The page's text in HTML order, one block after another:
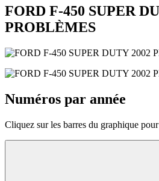
FORD F-450 SUPER
PROBLÈMES
Numéros par année
Cliquez sur les barres du graphique